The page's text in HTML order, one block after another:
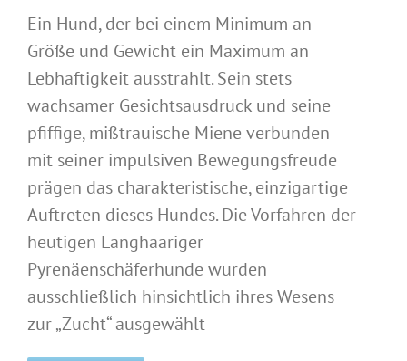
Ein Hund, der bei einem Minimum an
Größe und Gewicht ein Maximum an
Lebhaftigkeit ausstrahlt. Sein stets
wachsamer Gesichtsausdruck und seine
pfiffige, mißtrauische Miene verbunden
mit seiner impulsiven Bewegungsfreude
prägen das charakteristische, einzigartige
Auftreten dieses Hundes. Die Vorfahren der
heutigen Langhaariger
Pyrenäenschäferhunde wurden
ausschließlich hinsichtlich ihres Wesens
zur „Zucht“ ausgewählt